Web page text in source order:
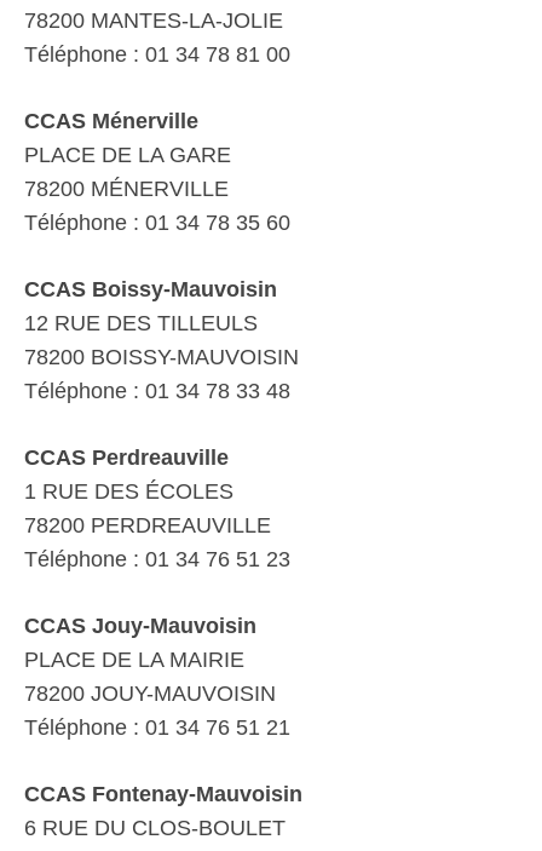
78200 MANTES-LA-JOLIE
Téléphone : 01 34 78 81 00
CCAS Ménerville
PLACE DE LA GARE
78200 MÉNERVILLE
Téléphone : 01 34 78 35 60
CCAS Boissy-Mauvoisin
12 RUE DES TILLEULS
78200 BOISSY-MAUVOISIN
Téléphone : 01 34 78 33 48
CCAS Perdreauville
1 RUE DES ÉCOLES
78200 PERDREAUVILLE
Téléphone : 01 34 76 51 23
CCAS Jouy-Mauvoisin
PLACE DE LA MAIRIE
78200 JOUY-MAUVOISIN
Téléphone : 01 34 76 51 21
CCAS Fontenay-Mauvoisin
6 RUE DU CLOS-BOULET